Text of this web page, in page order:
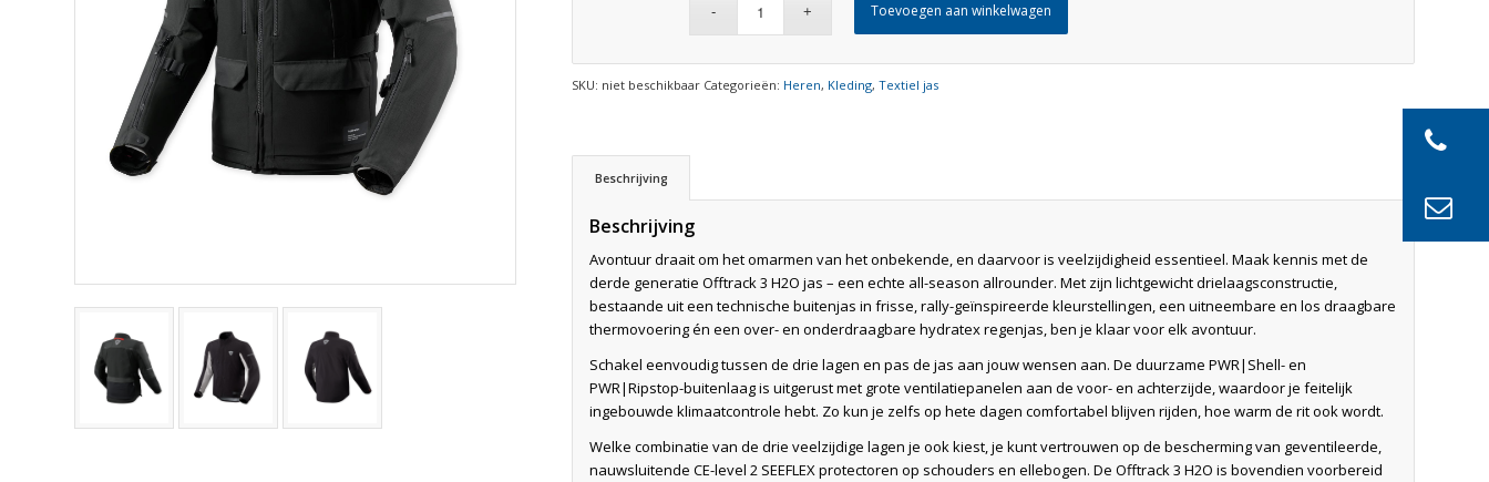
Toevoegen aan winkelwagen
SKU: niet beschikbaar Categorieën: Heren, Kleding,Textiel jas
Beschrijving
Beschrijving
Avontuur draait om het omarmen van het onbekende, en daarvoor is veelzijdigheid essentieel. Maak kennis met de
derde generatie Offtrack 3 H2O jas – een echte all-season allrounder. Met zijn lichtgewicht drielaagsconstructie,
bestaande uit een technische buitenjas in frisse, rally-geïnspireerde kleurstellingen, een uitneembare en los draagbare
thermovoering én een over- en onderdraagbare hydratex regenjas, ben je klaar voor elk avontuur.
Schakel eenvoudig tussen de drie lagen en pas de jas aan jouw wensen aan. De duurzame PWR|Shell- en
PWR|Ripstop-buitenlaag is uitgerust met grote ventilatiepanelen aan de voor- en achterzijde, waardoor je feitelijk
ingebouwde klimaatcontrole hebt. Zo kun je zelfs op hete dagen comfortabel blijven rijden, hoe warm de rit ook wordt.
Welke combinatie van de drie veelzijdige lagen je ook kiest, je kunt vertrouwen op de bescherming van geventileerde,
nauwsluitende CE-level 2 SEEFLEX protectoren op schouders en ellebogen. De Offtrack 3 H2O is bovendien voorbereid